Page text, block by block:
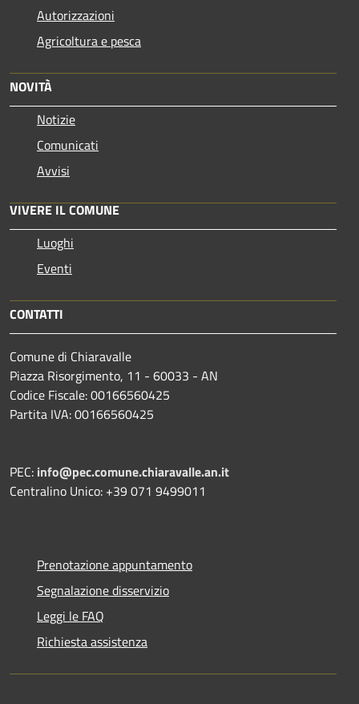
Autorizzazioni
Agricoltura e pesca
NOVITÀ
Notizie
Comunicati
Avvisi
VIVERE IL COMUNE
Luoghi
Eventi
CONTATTI
Comune di Chiaravalle
Piazza Risorgimento, 11 - 60033 - AN
Codice Fiscale: 00166560425
Partita IVA: 00166560425
PEC: info@pec.comune.chiaravalle.an.it
Centralino Unico: +39 071 9499011
Prenotazione appuntamento
Segnalazione disservizio
Leggi le FAQ
Richiesta assistenza